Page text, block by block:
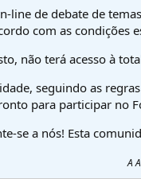
line de debate de
com as condições
não terá acesso à
seguindo as
para participar no
se a nós! Esta
A